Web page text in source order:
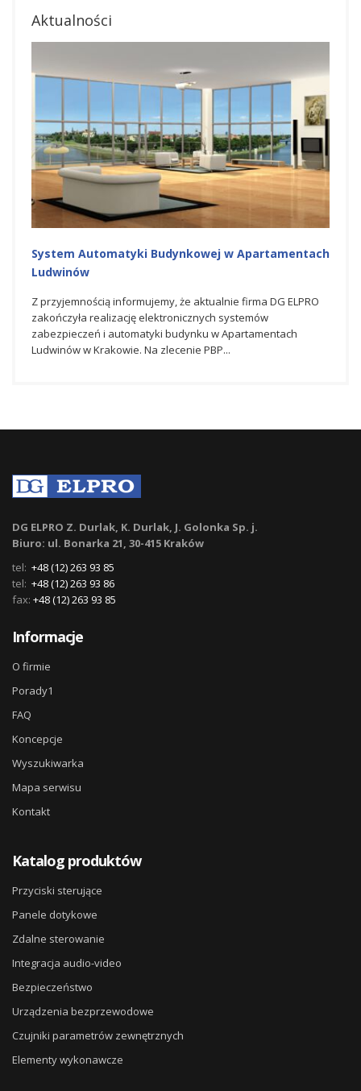
Aktualności
System Automatyki Budynkowej w Apartamentach
Ludwinów
Z przyjemnością informujemy, że aktualnie firma DG ELPRO
zakończyła realizację elektronicznych systemów
zabezpieczeń i automatyki budynku w Apartamentach
Ludwinów w Krakowie. Na zlecenie PBP...
DG ELPRO Z. Durlak, K. Durlak, J. Golonka Sp. j.
Biuro: ul. Bonarka 21, 30-415 Kraków
tel: +48 (12) 263 93 85
tel: +48 (12) 263 93 86
fax: +48 (12) 263 93 85
Informacje
O firmie
Porady1
FAQ
Koncepcje
Wyszukiwarka
Mapa serwisu
Kontakt
Katalog produktów
Przyciski sterujące
Panele dotykowe
Zdalne sterowanie
Integracja audio-video
Bezpieczeństwo
Urządzenia bezprzewodowe
Czujniki parametrów zewnętrznych
Elementy wykonawcze